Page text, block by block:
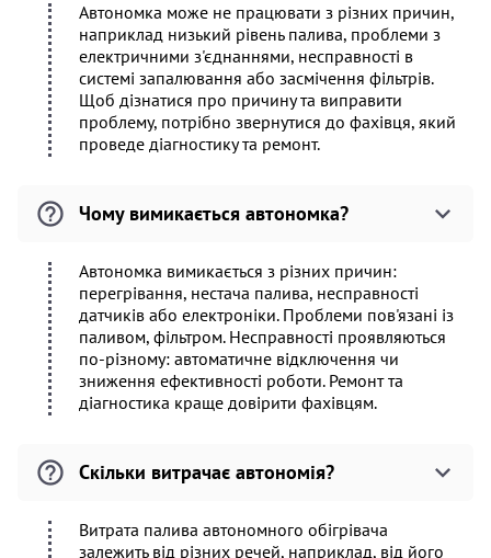
Автономка може не працювати з різних причин,
наприклад низький рівень палива, проблеми з
електричними з'єднаннями, несправності в
системі запалювання або засмічення фільтрів.
Щоб дізнатися про причину та виправити
проблему, потрібно звернутися до фахівця, який
проведе діагностику та ремонт.
Чому вимикається автономка?
Автономка вимикається з різних причин:
перегрівання, нестача палива, несправності
датчиків або електроніки. Проблеми пов'язані із
паливом, фільтром. Несправності проявляються
по-різному: автоматичне відключення чи
зниження ефективності роботи. Ремонт та
діагностика краще довірити фахівцям.
Скільки витрачає автономія?
Витрата палива автономного обігрівача
залежить від різних речей, наприклад, від його